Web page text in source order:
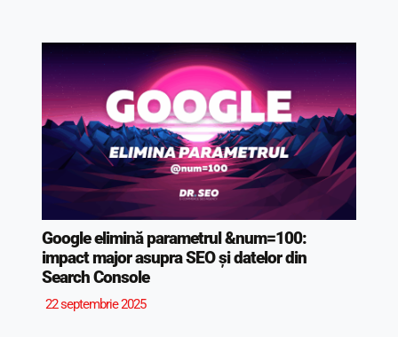
Google elimină parametrul &num=100:
impact major asupra SEO și datelor din
Search Console
22 septembrie 2025